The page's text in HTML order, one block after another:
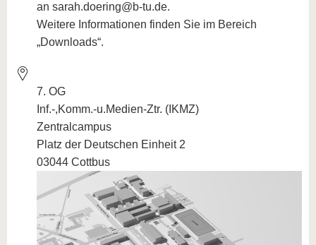
an sarah.doering@b-tu.de.
Weitere Informationen finden Sie im Bereich
„Downloads“.
7. OG
Inf.-,Komm.-u.Medien-Ztr. (IKMZ)
Zentralcampus
Platz der Deutschen Einheit 2
03044 Cottbus